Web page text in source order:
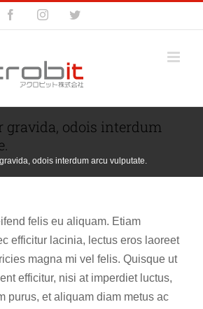
FacebookInstagramTwitter
gravida, odois interdum
odois interdum arcu vulputate.
felis eu aliquam. Etiam
efficitur lacinia, lectus eros laoreet
magna mi vel felis. Quisque ut
efficitur, nisi at imperdiet luctus,
purus, et aliquam diam metus ac